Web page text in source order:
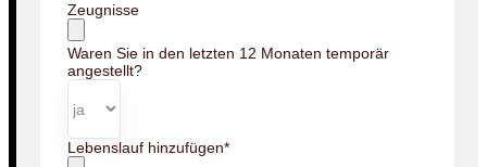
Zeugnisse
Waren Sie in den letzten 12 Monaten temporär
angestellt?
Lebenslauf hinzufügen*